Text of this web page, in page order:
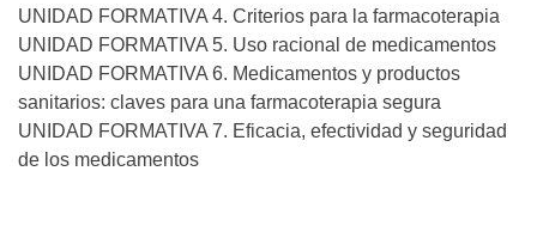
UNIDAD FORMATIVA 4. Criterios para la farmacoterapia
UNIDAD FORMATIVA 5. Uso racional de medicamentos
UNIDAD FORMATIVA 6. Medicamentos y productos
sanitarios: claves para una farmacoterapia segura
UNIDAD FORMATIVA 7. Eficacia, efectividad y seguridad
de los medicamentos